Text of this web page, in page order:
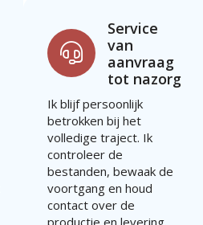
Service
van
aanvraag
tot nazorg
Ik blijf persoonlijk
betrokken bij het
volledige traject. Ik
controleer de
bestanden, bewaak de
voortgang en houd
contact over de
productie en levering.